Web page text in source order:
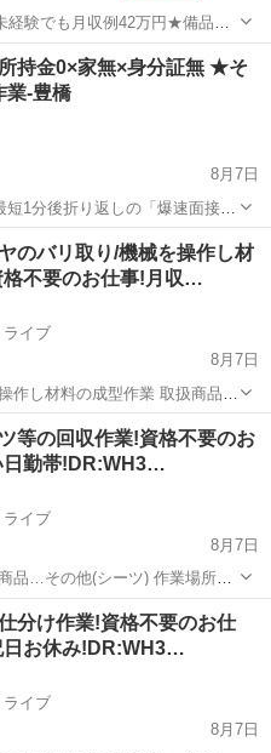
経験でも月収例42万円★備品付
績賞与あり！組立や塗装など
事 ◇自動
所持金0×家無×身分証無 ★そ
-豊橋
8月7日
1分後折り返しの「爆速面接」
働の「爆速入社」 最短入社日当日の「爆速日払い」 【...
個室
のバリ取り/機械を操作し材
格不要のお仕事!月収…
イブ
8月7日
作し材料の成型作業 取扱商品…
時間…日勤:7:50～20:30/夜勤
50の方が活躍中 ☆...
4勤2休
等の回収作業!資格不要のお
日勤帯!DR:WH3…
イブ
8月7日
品…その他(シーツ) 作業場所…
層 …20代～50代の方が活躍中
☆面接は即日対応OK！履歴書をご持参ください☆ ◇定年60ま...
その他 番号
分け作業!資格不要のお仕
日お休み!DR:WH3…
イブ
8月7日